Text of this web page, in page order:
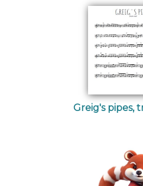
Greig's pipes,